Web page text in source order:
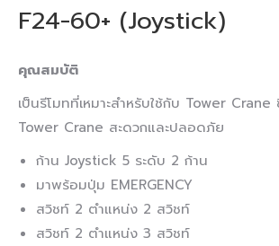
F24-60+ (Joystick)
คุณสมบัติ
เป็นรีโมทที่เหมาะสำหรับใช้กับ Tower Crane
Tower Crane สะดวกและปลอดภัย
ก้าน Joystick 5 ระดับ 2 ก้าน
มาพร้อมปุ่ม EMERGENCY
สวิชท์ 2 ตำแหน่ง 2 สวิชท์
สวิชท์ 2 ตำแหน่ง 3 สวิชท์